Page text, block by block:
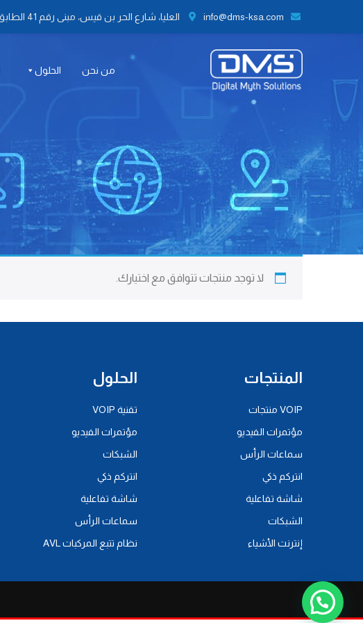
info@dms-ksa.com العليا، شارع الحر بن قيس، مبنى رقم 41 الطابق الثاني مكتب رقم 9، الرياض
من نحن الحلول
لا توجد منتجات تتوافق مع اختيارك.
المنتجات
VOIP منتجات
مؤتمرات الفيديو
سماعات الرأس
انتركم ذكي
شاشة تفاعلية
الشبكات
إنترنت الأشياء
الحلول
تقنية VOIP
مؤتمرات الفيديو
الشبكات
انتركم ذكي
شاشة تفاعلية
سماعات الرأس
نظام تتبع المركبات AVL